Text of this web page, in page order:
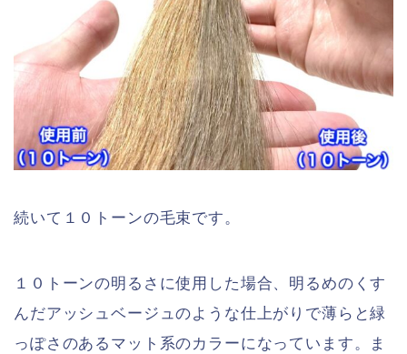
続いて１０トーンの毛束です。
１０トーンの明るさに使用した場合、明るめのくす
んだアッシュベージュのような仕上がりで薄らと緑
っぽさのあるマット系のカラーになっています。ま